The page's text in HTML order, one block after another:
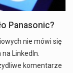
Panasonic?
nie mówi się
LinkedIn.
komentarze